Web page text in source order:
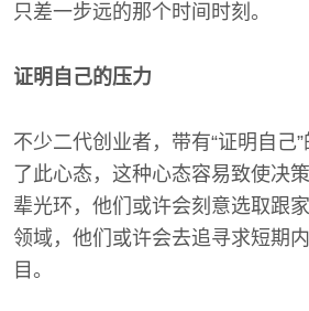
只差一步远的那个时间时刻。
证明自己的压力
不少二代创业者，带有“证明自己
了此心态，这种心态容易致使决
辈光环，他们或许会刻意选取跟
领域，他们或许会去追寻求短期
目。